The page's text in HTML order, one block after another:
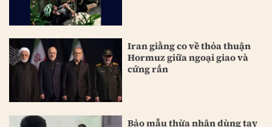
Iran giằng co về thỏa thuận
Hormuz giữa ngoại giao và
cứng rắn
Bảo mẫu thừa nhận dùng tay